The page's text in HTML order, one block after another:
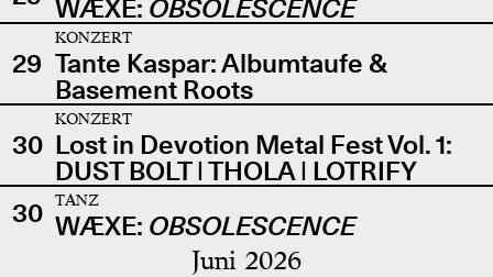
WÆXE: OBSOLESCENCE
29
KONZERT
Tante Kaspar: Albumtaufe &
Basement Roots
30
KONZERT
Lost in Devotion Metal Fest Vol. 1:
DUST BOLT | THOLA | LOTRIFY
30
TANZ
WÆXE: OBSOLESCENCE
Juni 2026